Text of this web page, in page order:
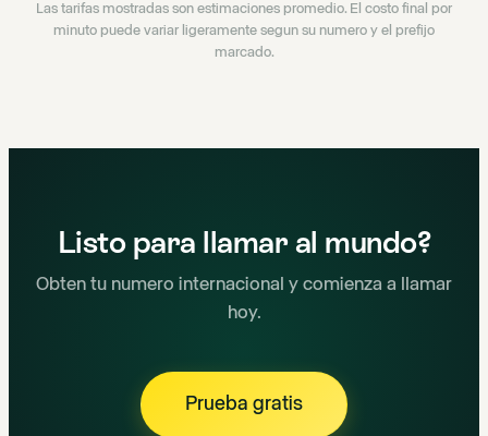
Las tarifas mostradas son estimaciones promedio. El costo final por
minuto puede variar ligeramente segun su numero y el prefijo
marcado.
Listo para llamar al mundo?
Obten tu numero internacional y comienza a llamar
hoy.
Prueba gratis